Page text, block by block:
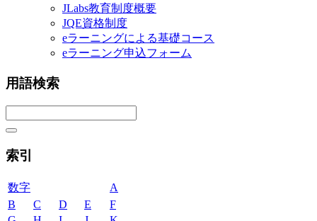
JLabs教育制度概要
JQE資格制度
eラーニングによる基礎コース
eラーニング申込フォーム
用語検索
索引
数字
A
B
C D E
F